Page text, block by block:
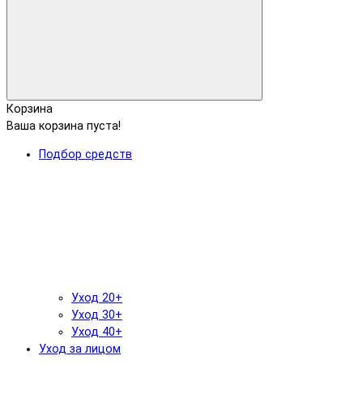
Корзина
Ваша корзина пуста!
Подбор средств
Уход 20+
Уход 30+
Уход 40+
Уход за лицом